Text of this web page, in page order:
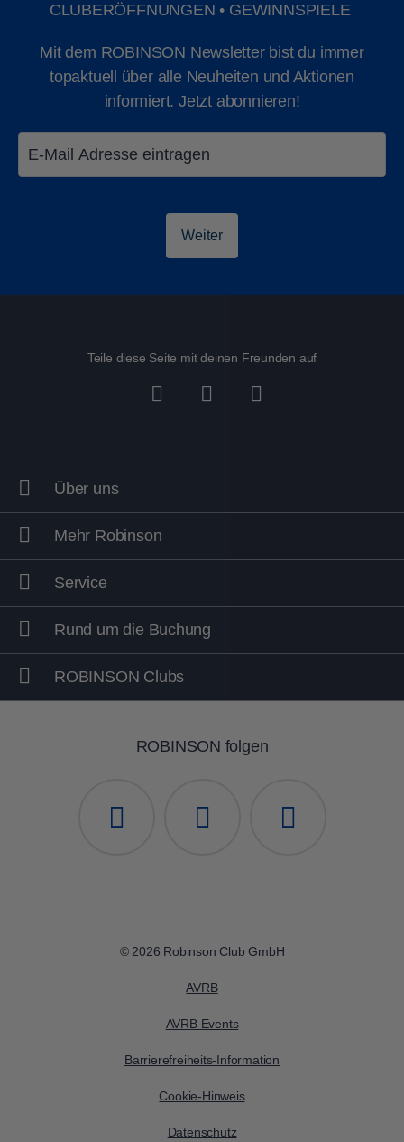
CLUBERÖFFNUNGEN • GEWINNSPIELE
Mit dem ROBINSON Newsletter bist du immer
topaktuell über alle Neuheiten und Aktionen
informiert. Jetzt abonnieren!
Weiter
Teile diese Seite mit deinen Freunden auf
Über uns
Mehr Robinson
Service
Rund um die Buchung
ROBINSON Clubs
ROBINSON folgen
© 2026 Robinson Club GmbH
AVRB
AVRB Events
Barrierefreiheits-Information
Cookie-Hinweis
Datenschutz